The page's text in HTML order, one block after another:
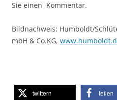
Sie einen Kommentar.
Bildnachweis: Humboldt/
mbH & Co.KG,
twittern teilen